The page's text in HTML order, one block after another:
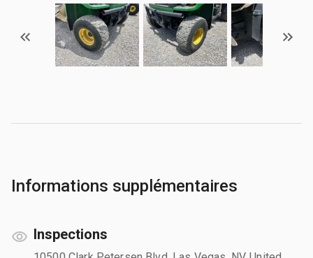
Informations supplémentaires
Inspections